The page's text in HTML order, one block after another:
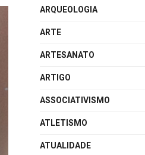
ARQUEOLOGIA
ARTE
ARTESANATO
ARTIGO
ASSOCIATIVISMO
ATLETISMO
ATUALIDADE